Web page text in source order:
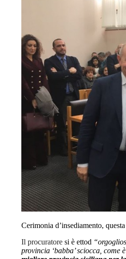
Cerimonia d’insediamento,
Il procuratore si è ettod
provincia ‘babba’ sciocca, come